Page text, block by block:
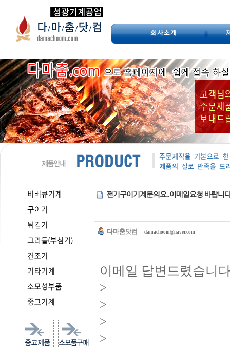
전기구이기계문의요..이메일요청 바랍니
다마춤닷컴 damachoom@naver.com
이메일 답변드렸습니
>
>
>
>